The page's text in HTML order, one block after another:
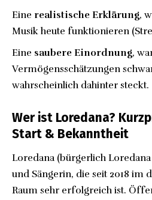
Eine realistische Erklärung,
Musik heute funktionieren
Eine saubere Einordnung,
Vermögensschätzungen
wahrscheinlich dahinter steckt.
Wer ist Loredana?
Start & Bekanntheit
Loredana (bürgerlich
und Sängerin, die seit 2018 im
Raum sehr erfolgreich ist.